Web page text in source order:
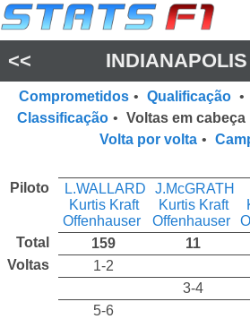
<<
Comprometidos • Qualificação •
Classificação • Voltas em cabeça
Volta por volta •
Piloto
L.WALLARD
Kurtis Kraft
Offenhauser
J.McGRATH
Kurtis Kraft
Offenhauser
Total
159 11
Voltas
1-2
3-4
5-6